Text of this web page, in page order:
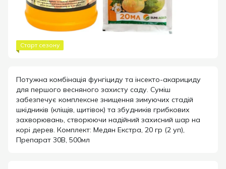
Старт сезону
Потужна комбінація фунгіциду та інсекто-акарициду
для першого весняного захисту саду. Суміш
забезпечує комплексне знищення зимуючих стадій
шкідників (кліщів, щитівок) та збудників грибкових
захворювань, створюючи надійний захисний шар на
корі дерев. Комплект: Медян Екстра, 20 гр (2 уп),
Препарат 30В, 500мл